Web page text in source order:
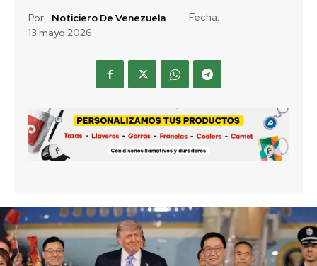
Por: Noticiero De Venezuela
Fecha:
13 mayo 2026